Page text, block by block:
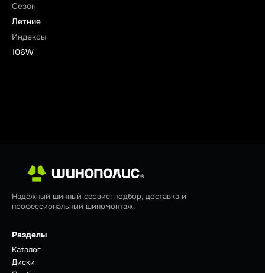
Сезон
Летние
Индексы
106W
Надёжный шинный сервис: подбор, доставка и
профессиональный шиномонтаж.
Разделы
Каталог
Диски